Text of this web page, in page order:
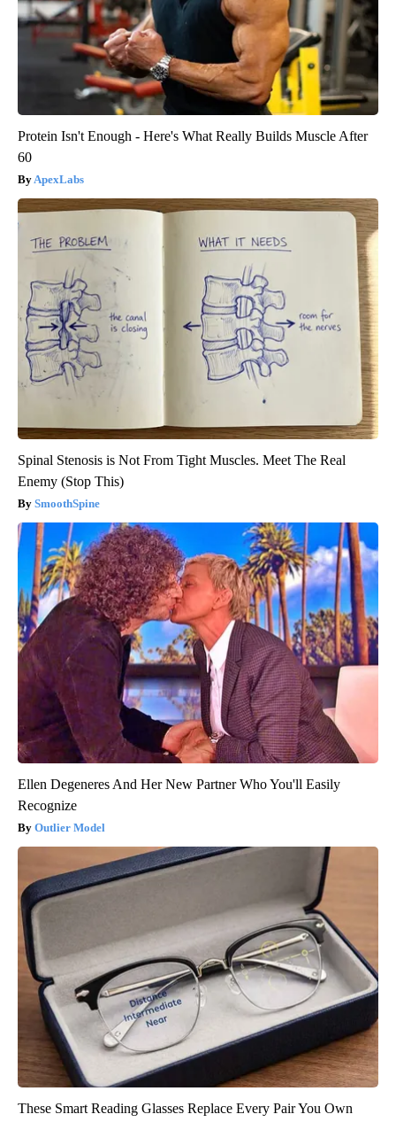
Protein Isn't Enough - Here's What Really Builds Muscle After
60
ApexLabs
Spinal Stenosis is Not From Tight Muscles. Meet The Real
Enemy (Stop This)
SmoothSpine
Ellen Degeneres And Her New Partner Who You'll Easily
Recognize
Outlier Model
These Smart Reading Glasses Replace Every Pair You Own